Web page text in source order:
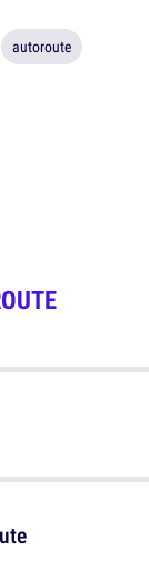
autoroute